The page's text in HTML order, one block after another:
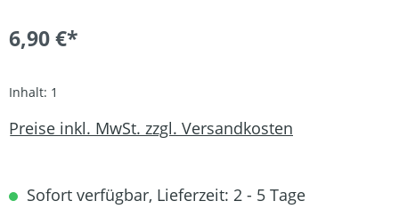
6,90 €*
Inhalt: 1
Preise inkl. MwSt. zzgl. Versandkosten
Sofort verfügbar, Lieferzeit: 2 - 5 Tage